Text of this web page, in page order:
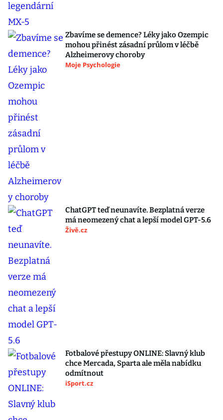
Zbavíme se demence? Léky jako Ozempic
mohou přinést zásadní průlom v léčbě
Alzheimerovy choroby
Moje Psychologie
ChatGPT teď neunavíte. Bezplatná verze
má neomezený chat a lepší model GPT-5.6
Živě.cz
Fotbalové přestupy ONLINE: Slavný klub
chce Mercada, Sparta ale měla nabídku
odmítnout
iSport.cz